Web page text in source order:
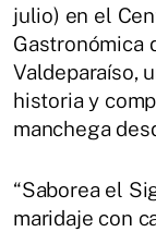
julio) en el
Gastronómica
Valdeparaíso,
historia y
manchega
“Saborea el
maridaje con